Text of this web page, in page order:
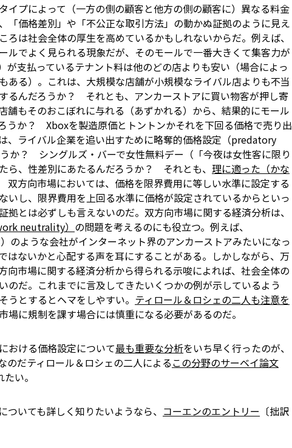
イプによって（一方の側の顧客と他方の側の顧客に）異なる料金
「価格差別」や「不公正な取引方法」の動かぬ証拠のように見え
ろは社会全体の厚生を高めているかもしれないからだ。例えば、
ルでよく見られる現象だが、そのモールで一番大きくて集客力が
が支払っているテナント料は他のどの店よりも安い（場合によっ
ある）。これは、大規模な店舗が小規模なライバル店よりも不当
るんだろうか？ それとも、アンカーストアに買い物客が押し寄
舗もそのおこぼれに与れる（あずかれる）から、結果的にモール
うか？ Xboxを製造原価とトントンかそれを下回る価格で売り出
、ライバル企業を追い出すために略奪的価格設定（predatory
か？ シングルズ・バーで女性無料デー（「今夜は女性客に限り
ら、性差別にあたるんだろうか？ それとも、 理に適った（かな
方向市場においては、価格を限界費用に等しい水準に設定する
いし、限界費用を上回る水準に価格が設定されているからといっ
拠とは必ずしも言えないのだ。双方向市場に関する経済分析は、
neutrality） の問題を考えるのにも役立つ。例えば、
のような会社がインターネット界のアンカーストアみたいになっ
はないかと心配する声を耳にすることがある。しかしながら、万
向市場に関する経済分析から得られる示唆によれば、社会全体の
のだ。これまでに言及してきたいくつかの例が示しているよう
うとするとヘマをしやすい。 ティロール＆ロシェの二人も注意を
場に規制を課す場合には慎重になる必要があるのだ。
おける価格設定について最も重要な分析をいち早く行ったのが、
だ――ティロール＆ロシェの二人によるこの分野のサーベイ論文
――。
ついても詳しく知りたいようなら、 コーエンのエントリー 〔拙訳